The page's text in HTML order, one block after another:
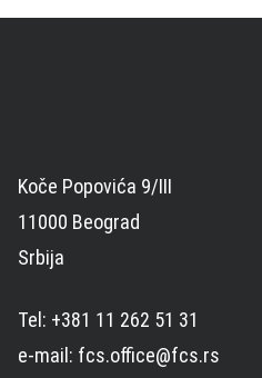
Koče Popovića 9/III
11000 Beograd
Srbija
Tel: +381 11 262 51 31
e-mail: fcs.office@fcs.rs